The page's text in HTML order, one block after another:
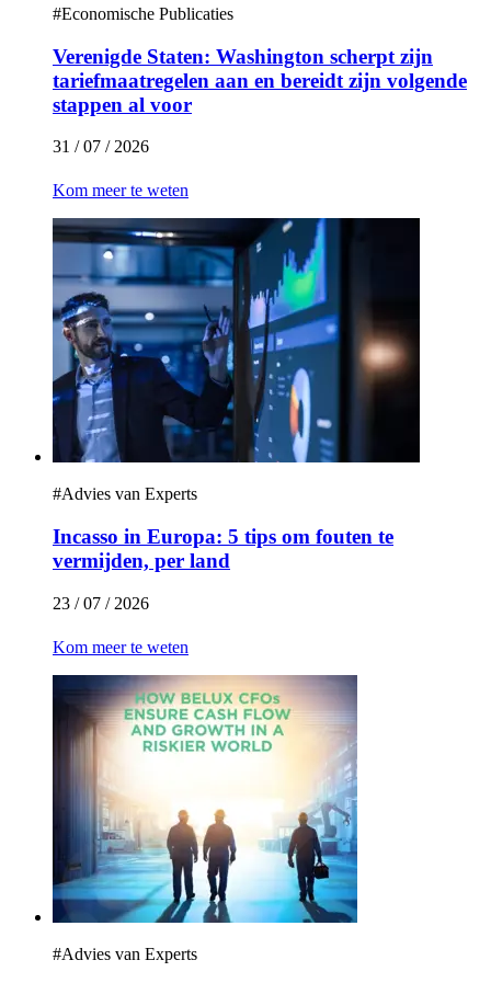
#Economische Publicaties
Verenigde Staten: Washington scherpt zijn
tariefmaatregelen aan en bereidt zijn volgende
stappen al voor
31 / 07 / 2026
Kom meer te weten
#Advies van Experts
Incasso in Europa: 5 tips om fouten te
vermijden, per land
23 / 07 / 2026
Kom meer te weten
#Advies van Experts